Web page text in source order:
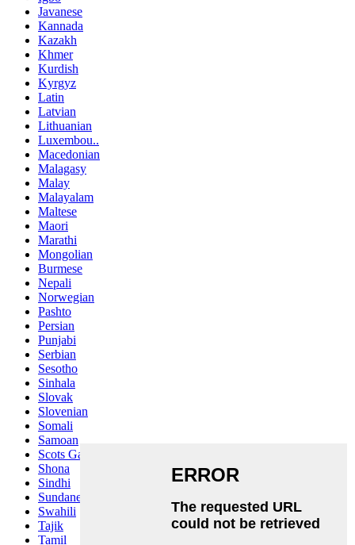
Javanese
Kannada
Kazakh
Khmer
Kurdish
Kyrgyz
Latin
Latvian
Lithuanian
Luxembou..
Macedonian
Malagasy
Malay
Malayalam
Maltese
Maori
Marathi
Mongolian
Burmese
Nepali
Norwegian
Pashto
Persian
Punjabi
Serbian
Sesotho
Sinhala
Slovak
Slovenian
Somali
Samoan
Scots Gaelic
Shona
Sindhi
Sundanese
Swahili
Tajik
Tamil